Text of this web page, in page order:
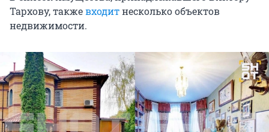
Тархову, такжевходитнесколько объектов
недвижимости.